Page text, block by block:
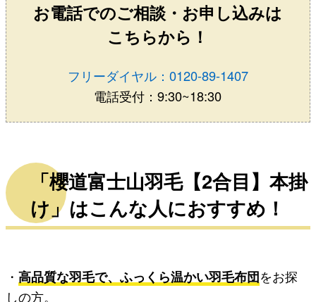
お電話でのご相談・お申し込みは
こちらから！
フリーダイヤル：0120-89-1407
電話受付：9:30~18:30
「櫻道富士山羽毛【2合目】本掛
け」はこんな人におすすめ！
・高品質な羽毛で、ふっくら温かい羽毛布団をお探
しの方。